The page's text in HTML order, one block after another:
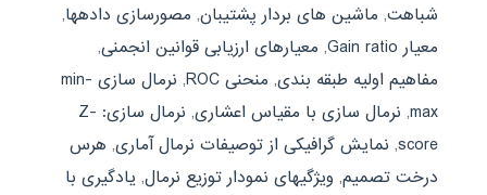
شباهت, ماشین های بردار پشتیبان, مصورسازی دادهها,
معیار Gain ratio
, معیارهای ارزیابی قوانین انجمنی,
مفاهیم اولیه طبقه بندی, منحنی ROC ,
نرمال سازی min-
max
, نرمال سازی با مقیاس اعشاری,
نرمال سازی: Z-
score
, نمایش گرافیکی از توصیفات نرمال آماری, هرس
درخت تصمیم, ویژگیهای نمودار توزیع نرمال, یادگیری با